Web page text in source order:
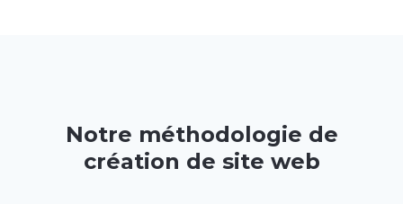
Notre méthodologie de
création de site web